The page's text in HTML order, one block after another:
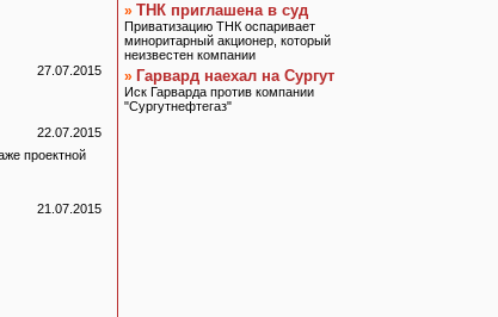
27.07.2015
22.07.2015
проектной
21.07.2015
» ТНК приглашена в суд
Приватизацию ТНК оспаривает
миноритарный акционер, который
неизвестен компании
» Гарвард наехал на Сургут
Иск Гарварда против компании
"Сургутнефтегаз"